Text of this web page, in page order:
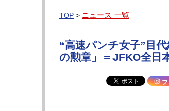
TOP > ニュース 一覧
“高速パンチ女子”目
の勲章」＝JFKO全日
フ